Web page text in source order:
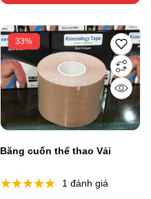
33%
Băng cuốn thể thao Vải
1 đánh giá